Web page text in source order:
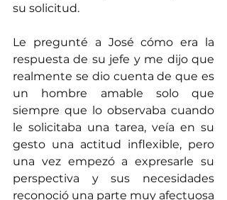
su solicitud.
Le pregunté a José cómo era la
respuesta de su jefe y me dijo que
realmente se dio cuenta de que es
un hombre amable solo que
siempre que lo observaba cuando
le solicitaba una tarea, veía en su
gesto una actitud inflexible, pero
una vez empezó a expresarle su
perspectiva y sus necesidades
reconoció una parte muy afectuosa